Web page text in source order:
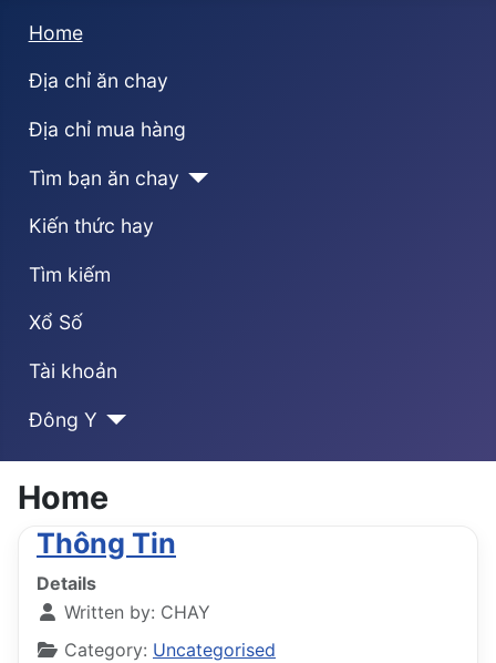
Home
Địa chỉ ăn chay
Địa chỉ mua hàng
Tìm bạn ăn chay
Kiến thức hay
Tìm kiếm
Xổ Số
Tài khoản
Đông Y
Home
Thông Tin
Details
Written by: CHAY
Category: Uncategorised